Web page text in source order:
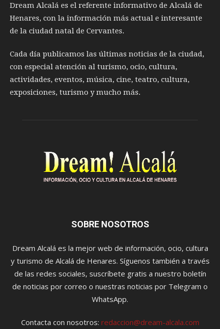
Dream Alcalá es el referente informativo de Alcalá de
Henares, con la información más actual e interesante
de la ciudad natal de Cervantes.
Cada día publicamos las últimas noticias de la ciudad,
con especial atención al turismo, ocio, cultura,
actividades, eventos, música, cine, teatro, cultura,
exposiciones, turismo y mucho más.
SOBRE NOSOTROS
Dream Alcalá es la mejor web de información, ocio, cultura
y turismo de Alcalá de Henares. Síguenos también a través
de las redes sociales, suscríbete gratis a nuestro boletín
de noticias por correo o nuestras noticias por Telegram o
WhatsApp.
Contacta con nosotros: redaccion@dream-alcala.com